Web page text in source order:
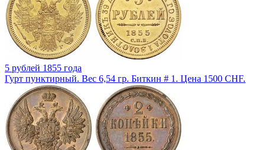
5 рублей 1855 года
Гурт пунктирный. Вес 6,54 гр. Биткин # 1. Цена 1500 CHF.